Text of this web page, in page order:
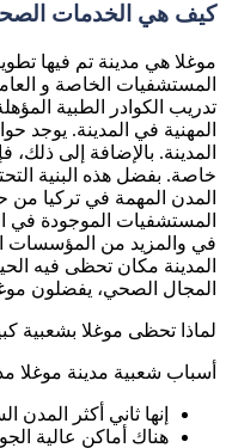
كيف هي الخدمات
موغلا هي مدينة تم فيها
المستشفيات الخاصة و
تدريب الكوادر الطبية
المدينة. بالإضافة إلى
خاصة. بفضل هذه البنية
المدن المهمة في تركيا من
المستشفيات الموجودة في
في والمزيد من المؤسسات
المدينة مكان تحظى فيه
المجال الصحي، يفضلون
لماذا تحظى موغلا بشعبية
أسباب شعبية مدينة موغلا
إنها ثاني أكثر
هناك أماكن عالية